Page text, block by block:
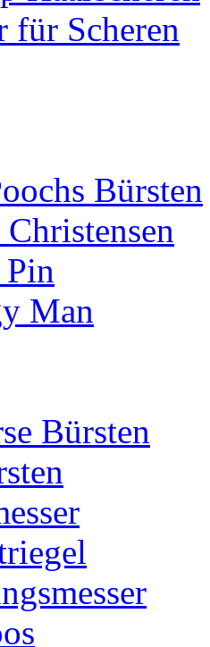
für Scheren
Bürsten
Man
Bürsten